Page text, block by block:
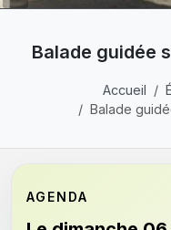
Balade guidée
Accueil
Balade
AGENDA